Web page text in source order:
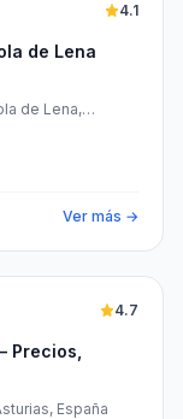
de Lena
4.1
de Lena,
Ver más →
Precios,
4.7
España